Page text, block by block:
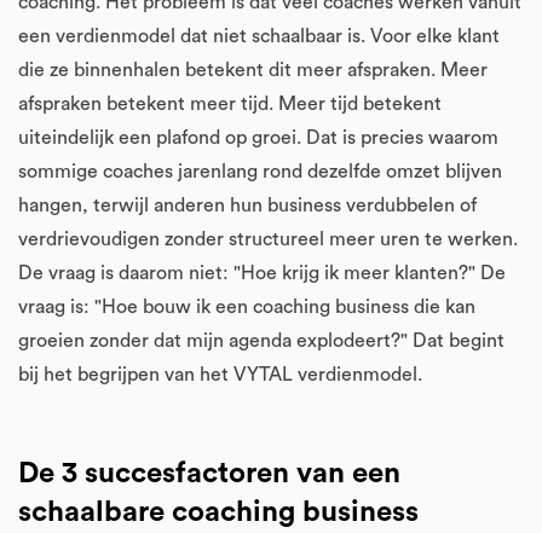
een verdienmodel dat niet schaalbaar is. Voor elke klant
die ze binnenhalen betekent dit meer afspraken. Meer
afspraken betekent meer tijd. Meer tijd betekent
uiteindelijk een plafond op groei. Dat is precies waarom
sommige coaches jarenlang rond dezelfde omzet blijven
hangen, terwijl anderen hun business verdubbelen of
verdrievoudigen zonder structureel meer uren te werken.
De vraag is daarom niet: "Hoe krijg ik meer klanten?" De
vraag is: "Hoe bouw ik een coaching business die kan
groeien zonder dat mijn agenda explodeert?" Dat begint
bij het begrijpen van het VYTAL verdienmodel.
De 3 succesfactoren van een
schaalbare coaching business